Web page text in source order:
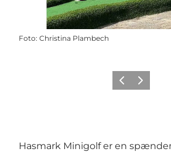
Foto: Christina Plambech
ForrigeNæste
Hasmark Minigolf er en